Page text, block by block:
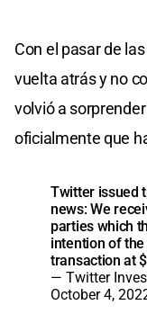
Con el pasar de
vuelta atrás y no
volvió a
oficialmente que
Twitter issued
news: We
parties which
intention of
transaction at
— Twitter
October 4,